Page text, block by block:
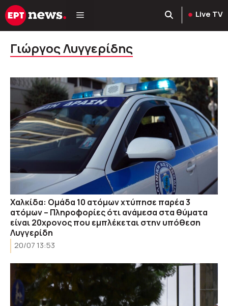
Μετάβαση
σε
Live TV
Γιώργος Λυγγερίδης
Χαλκίδα: Ομάδα 10 ατόμων χτύπησε παρέα 3
ατόμων – Πληροφορίες ότι ανάμεσα στα θύματα
είναι 20χρονος που εμπλέκεται στην υπόθεση
Λυγγερίδη
20/07 13:53